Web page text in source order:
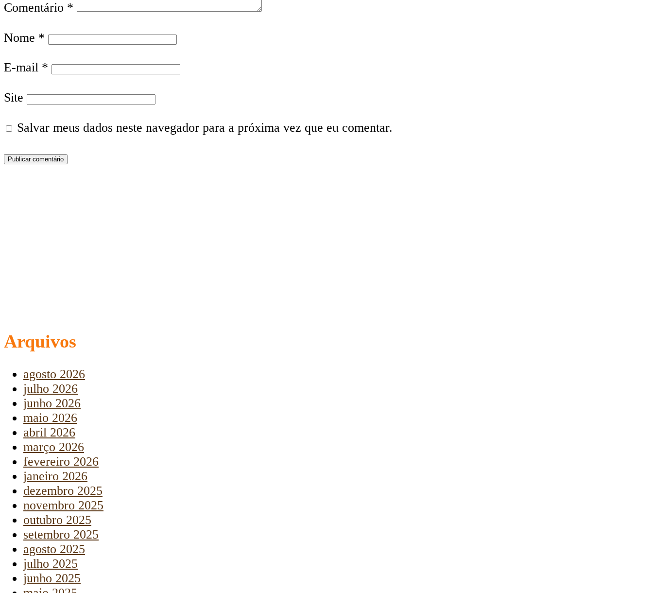
Comentário *
Nome *
E-mail *
Site
Salvar meus dados neste navegador para a próxima vez que eu comentar.
Arquivos
agosto 2026
julho 2026
junho 2026
maio 2026
abril 2026
março 2026
fevereiro 2026
janeiro 2026
dezembro 2025
novembro 2025
outubro 2025
setembro 2025
agosto 2025
julho 2025
junho 2025